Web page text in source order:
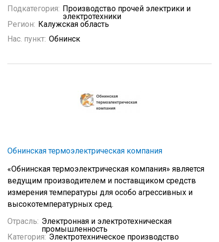
Подкатегория: Производство прочей электрики и
электротехники
Регион: Калужская область
Нас. пункт: Обнинск
Обнинская термоэлектрическая компания
«Обнинская термоэлектрическая компания» является
ведущим производителем и поставщиком средств
измерения температуры для особо агрессивных и
высокотемпературных сред.
Отрасль: Электронная и электротехническая
промышленность
Категория: Электротехническое производство